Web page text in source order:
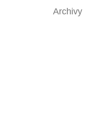
Archivy